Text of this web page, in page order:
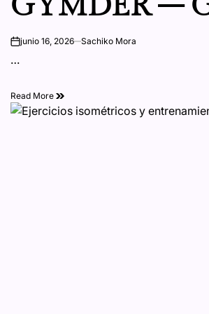
onjunio 16, 2026 Sachiko Mora
…
Read More